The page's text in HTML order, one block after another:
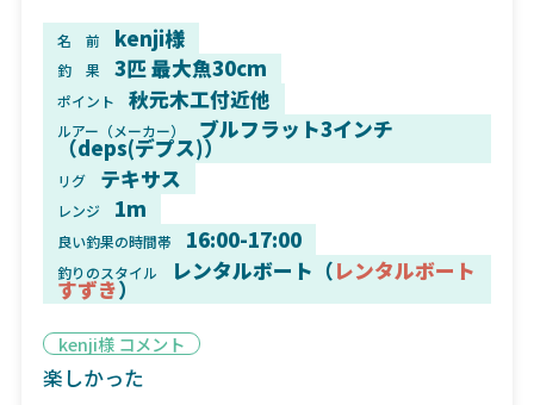
名 前 kenji様
釣 果 3匹 最大魚30cm
ポイント 秋元木工付近他
ルアー（メーカー） ブルフラット3インチ
（deps(デプス)）
リグ テキサス
レンジ 1m
良い釣果の時間帯 16:00-17:00
釣りのスタイル レンタルボート（レンタルボート
すずき）
kenji様 コメント
楽しかった